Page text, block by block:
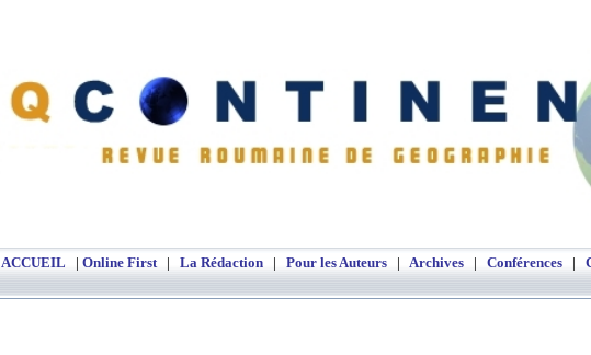
ACCUEIL | Online First| La Rédaction | Pour les Auteurs | Archives | Conférences |
Cinq Continents
Revue Roumaine Electronique de Géographie